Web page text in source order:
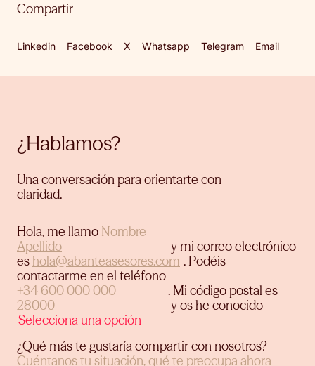
Compartir
Linkedin Facebook X Whatsapp Telegram Email
¿Hablamos?
Una conversación para orientarte con
claridad.
Hola, me llamo
y mi correo electrónico
es
. Podéis
contactarme en el teléfono
. Mi código postal es
y os he conocido
¿Qué más te gustaría compartir con nosotros?